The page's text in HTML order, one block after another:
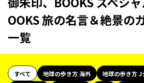
OOKS 旅の名言＆絶景の
一覧
すべて 地球の歩き方 海外
地球の歩き方 J